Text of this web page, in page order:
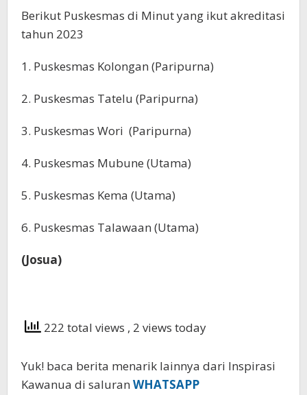
Berikut Puskesmas di Minut yang ikut akreditasi
tahun 2023
1. Puskesmas Kolongan (Paripurna)
2. Puskesmas Tatelu (Paripurna)
3. Puskesmas Wori (Paripurna)
4. Puskesmas Mubune (Utama)
5. Puskesmas Kema (Utama)
6. Puskesmas Talawaan (Utama)
(Josua)
222 total views , 2 views today
Yuk! baca berita menarik lainnya dari Inspirasi
Kawanua di saluran WHATSAPP